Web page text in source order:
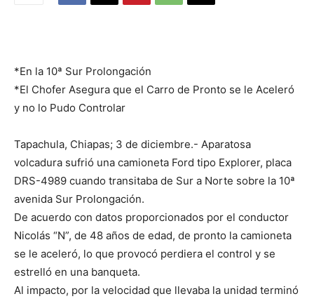
*En la 10ª Sur Prolongación
*El Chofer Asegura que el Carro de Pronto se le Aceleró
y no lo Pudo Controlar
Tapachula, Chiapas; 3 de diciembre.- Aparatosa
volcadura sufrió una camioneta Ford tipo Explorer, placa
DRS-4989 cuando transitaba de Sur a Norte sobre la 10ª
avenida Sur Prolongación.
De acuerdo con datos proporcionados por el conductor
Nicolás “N”, de 48 años de edad, de pronto la camioneta
se le aceleró, lo que provocó perdiera el control y se
estrelló en una banqueta.
Al impacto, por la velocidad que llevaba la unidad terminó